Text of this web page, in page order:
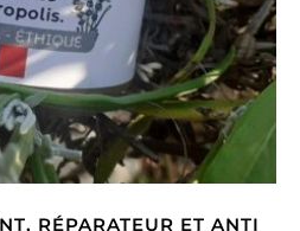
RÉPARATEUR ET ANTI